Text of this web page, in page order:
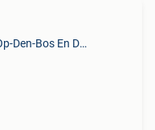
Kapelle-Op-Den-Bos En Deel Van Zemst